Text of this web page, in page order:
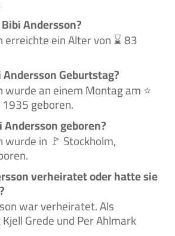
Andersson?
erreichte ein Alter von ⌛ 83
Geburtstag?
wurde an einem Montag am ⭐
geboren.
geboren?
wurde in 🚩 Stockholm,
verheiratet oder hatte sie
war verheiratet. Als
Grede und Per Ahlmark